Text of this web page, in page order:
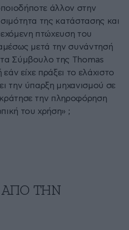
άλλον στην
της κατάστασης και
πτώχευση του
μετά την συνάντησή
Σύμβουλο της Thomas
είχε πράξει το ελάχιστο
την ύπαρξη μηχανισμού σε
την πληροφόρηση
του χρήση» ;
ΑΠΟ ΤΗΝ